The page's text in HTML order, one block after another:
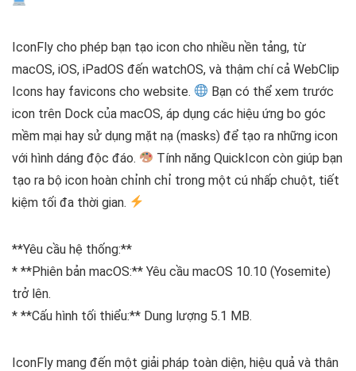
IconFly cho phép bạn tạo icon cho nhiều nền tảng, từ
macOS, iOS, iPadOS đến watchOS, và thậm chí cả WebClip
Icons hay favicons cho website.
Bạn có thể xem trước
icon trên Dock của macOS, áp dụng các hiệu ứng bo góc
mềm mại hay sử dụng mặt nạ (masks) để tạo ra những icon
với hình dáng độc đáo.
Tính năng QuickIcon còn giúp bạn
tạo ra bộ icon hoàn chỉnh chỉ trong một cú nhấp chuột, tiết
kiệm tối đa thời gian.
**Yêu cầu hệ thống:**
* **Phiên bản macOS:** Yêu cầu macOS 10.10 (Yosemite)
trở lên.
* **Cấu hình tối thiểu:** Dung lượng 5.1 MB.
IconFly mang đến một giải pháp toàn diện, hiệu quả và thân